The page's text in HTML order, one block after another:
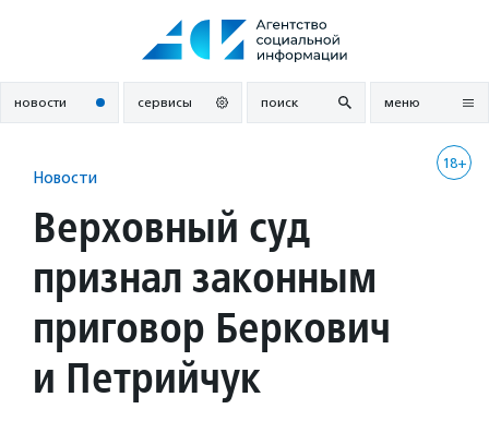
новости сервисы поиск меню
18+
Новости
Верховный суд
признал законным
приговор Беркович
и Петрийчук